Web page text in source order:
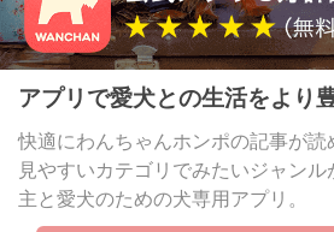
アプリで愛犬との生活をより
快適にわんちゃんホンポの記事が読
見やすいカテゴリでみたいジャン
主と愛犬のための犬専用アプリ。